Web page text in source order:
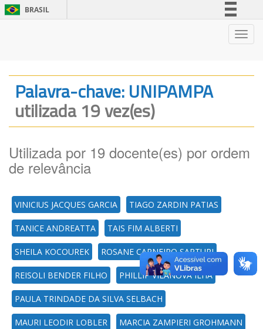
BRASIL
Legislação
Palavra-chave: UNIPAMPA
utilizada 19 vez(es)
Utilizada por 19 docente(es) por ordem
de relevância
VINICIUS JACQUES GARCIA TIAGO ZARDIN PATIAS
TANICE ANDREATTA TAIS FIM ALBERTI
SHEILA KOCOUREK ROSANE CARNEIRO SARTURI
REISOLI BENDER FILHO PHILLIP VILANOVA ILHA
PAULA TRINDADE DA SILVA SELBACH
MAURI LEODIR LOBLER MARCIA ZAMPIERI GROHMANN